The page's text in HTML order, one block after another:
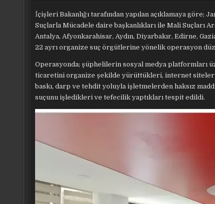
İçişleri Bakanlığı tarafından yapılan açıklamaya göre;
Suçlarla Mücadele daire başkanlıkları ile Mali Suçları
Antalya, Afyonkarahisar, Aydın, Diyarbakır, Edirne,
22 ayrı organize suç örgütlerine yönelik operasyon
Operasyonda; şüphelilerin sosyal medya platformları
ticaretini organize şekilde yürüttükleri, internet siteleri
baskı, darp ve tehdit yoluyla işletmelerden haksız
suçunu işledikleri ve tefecilik yaptıkları tespit edildi.